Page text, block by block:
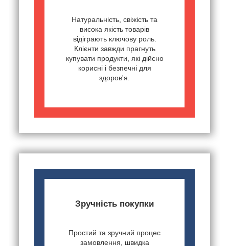
Натуральність, свіжість та
висока якість товарів
відіграють ключову роль.
Клієнти завжди прагнуть
купувати продукти, які дійсно
корисні і безпечні для
здоров'я.
Зручність покупки
Простий та зручний процес
замовлення, швидка